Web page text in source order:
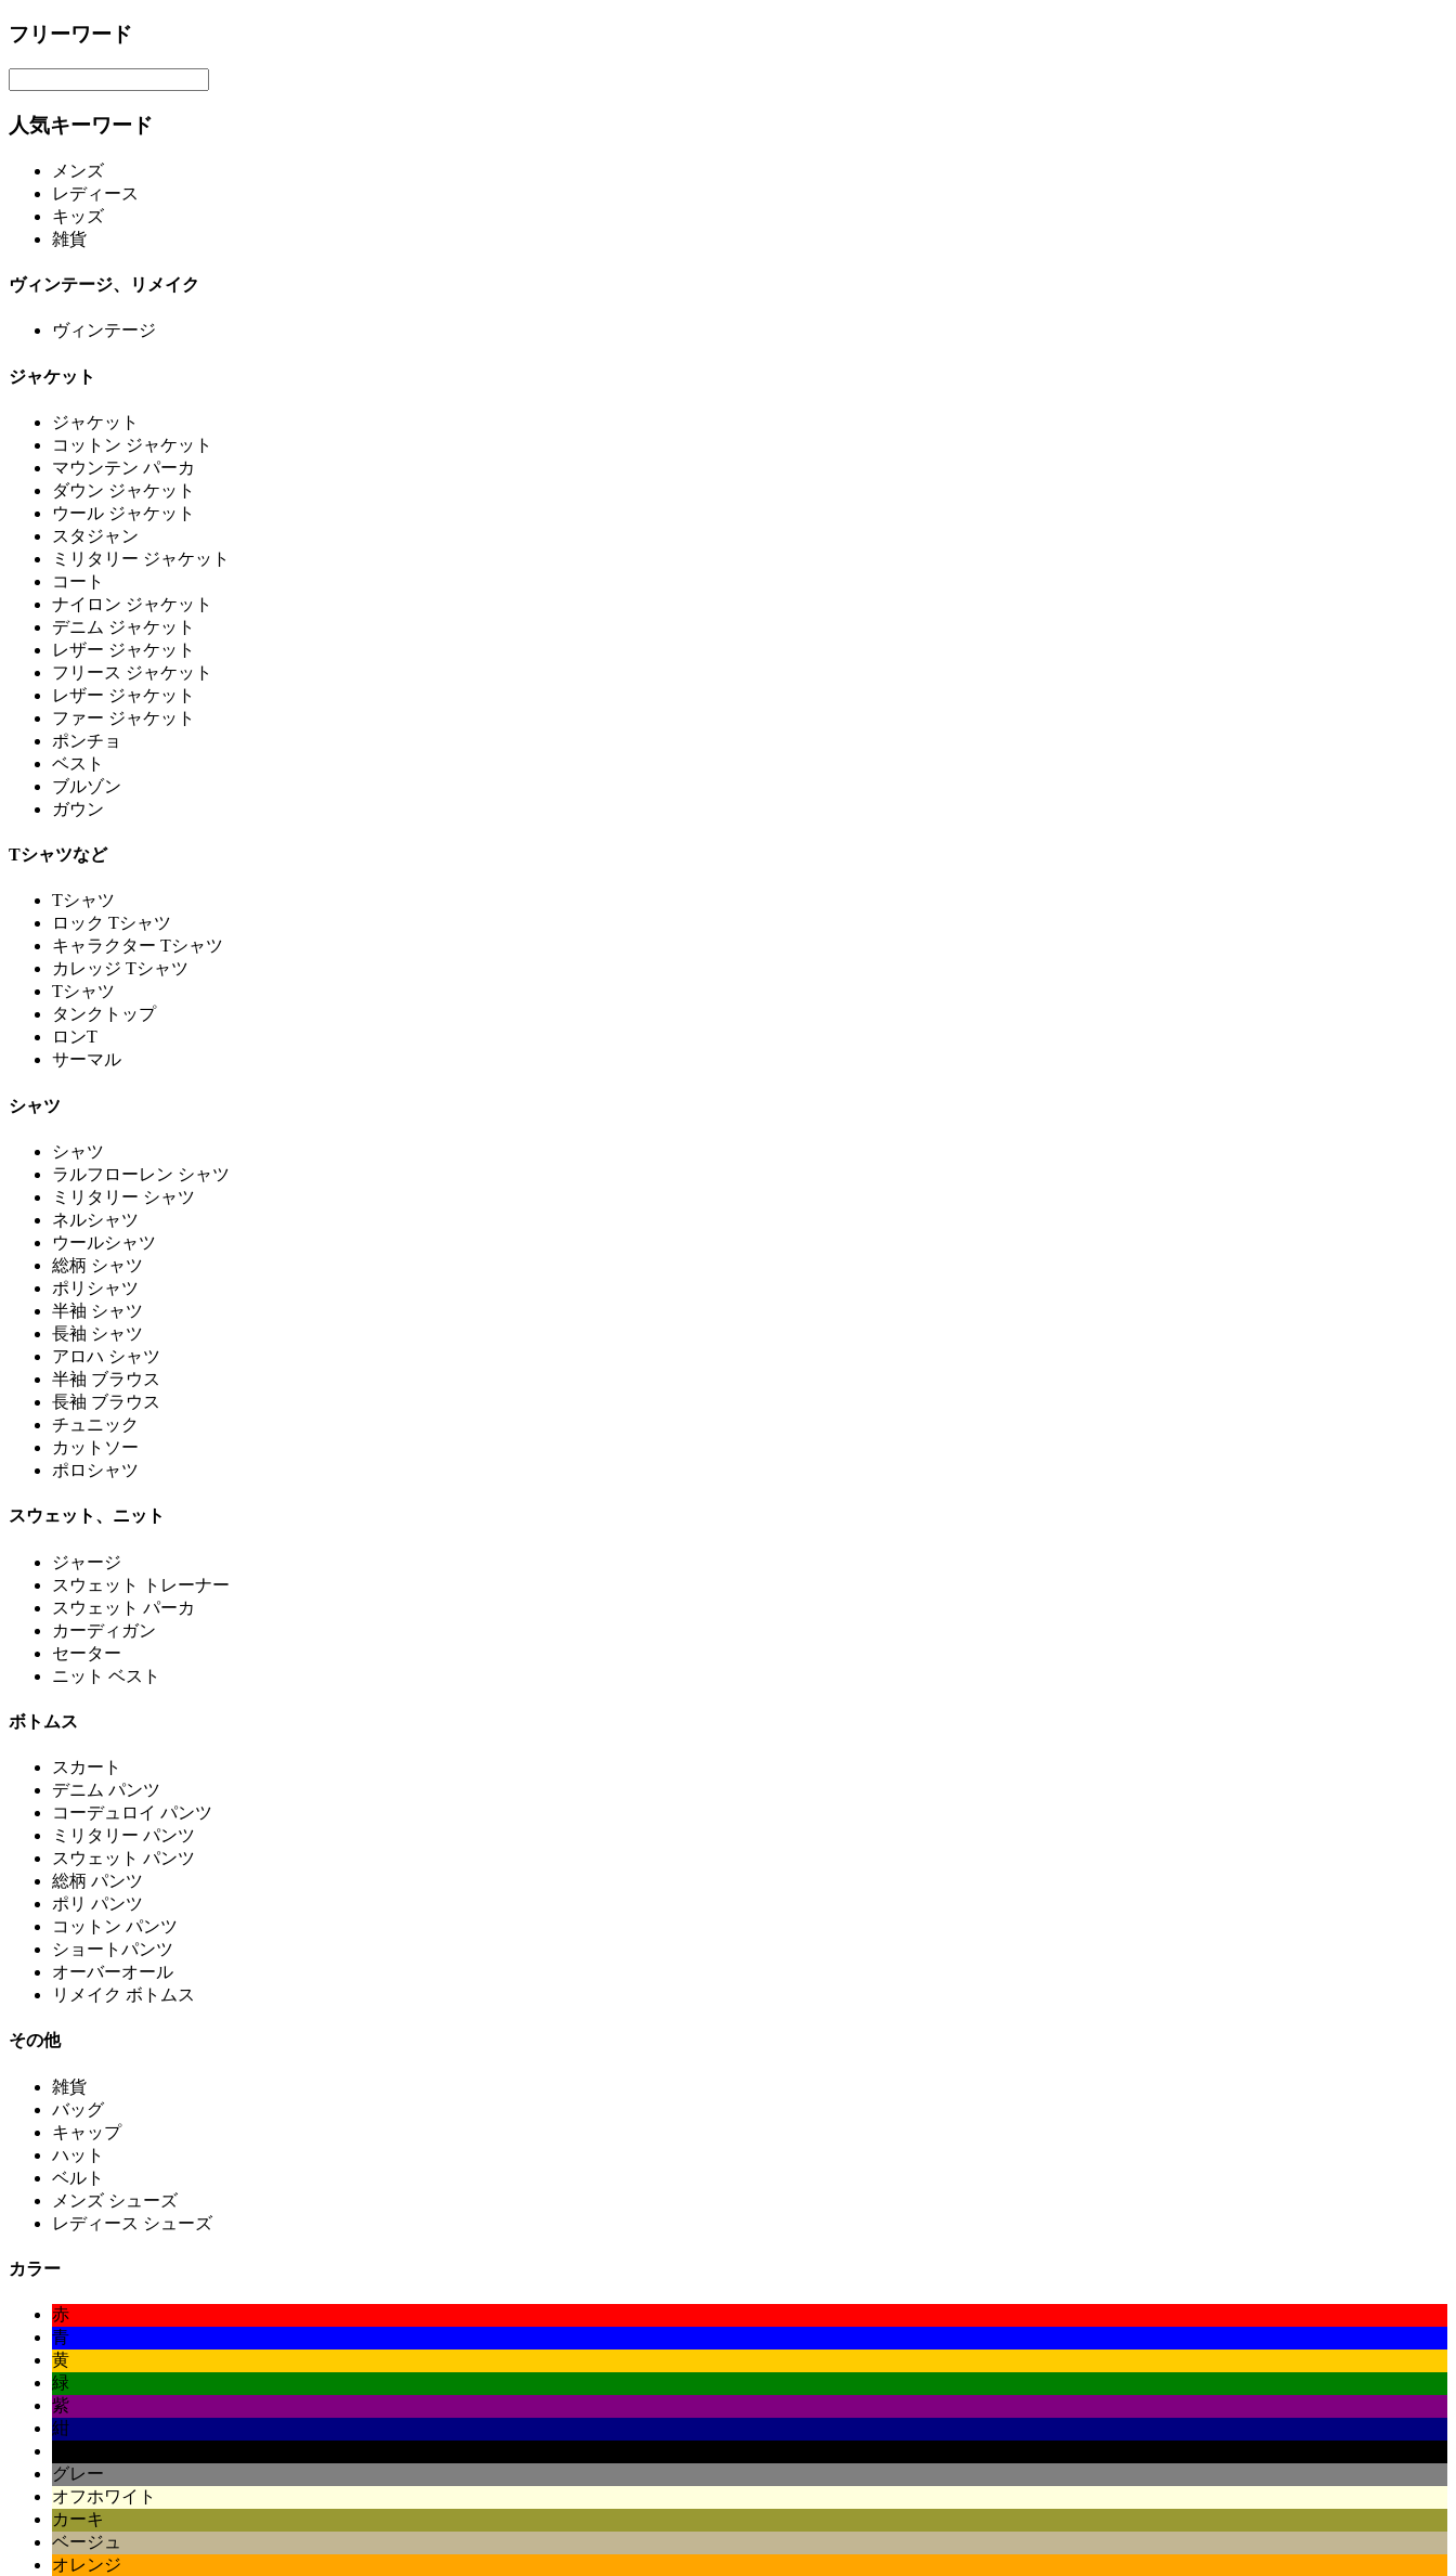
フリーワード
人気キーワード
メンズ
レディース
キッズ
雑貨
ヴィンテージ、リメイク
ヴィンテージ
ジャケット
ジャケット
コットン ジャケット
マウンテン パーカ
ダウン ジャケット
ウール ジャケット
スタジャン
ミリタリー ジャケット
コート
ナイロン ジャケット
デニム ジャケット
レザー ジャケット
フリース ジャケット
レザー ジャケット
ファー ジャケット
ポンチョ
ベスト
ブルゾン
ガウン
Tシャツなど
Tシャツ
ロック Tシャツ
キャラクター Tシャツ
カレッジ Tシャツ
Tシャツ
タンクトップ
ロンT
サーマル
シャツ
シャツ
ラルフローレン シャツ
ミリタリー シャツ
ネルシャツ
ウールシャツ
総柄 シャツ
ポリシャツ
半袖 シャツ
長袖 シャツ
アロハ シャツ
半袖 ブラウス
長袖 ブラウス
チュニック
カットソー
ポロシャツ
スウェット、ニット
ジャージ
スウェット トレーナー
スウェット パーカ
カーディガン
セーター
ニット ベスト
ボトムス
スカート
デニム パンツ
コーデュロイ パンツ
ミリタリー パンツ
スウェット パンツ
総柄 パンツ
ポリ パンツ
コットン パンツ
ショートパンツ
オーバーオール
リメイク ボトムス
その他
雑貨
バッグ
キャップ
ハット
ベルト
メンズ シューズ
レディース シューズ
カラー
赤
青
黄
緑
紫
紺
グレー
オフホワイト
カーキ
ベージュ
オレンジ